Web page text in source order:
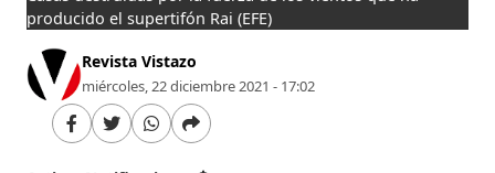
producido el supertifón Rai (EFE)
Revista Vistazo
miércoles, 22 diciembre 2021 - 17:02